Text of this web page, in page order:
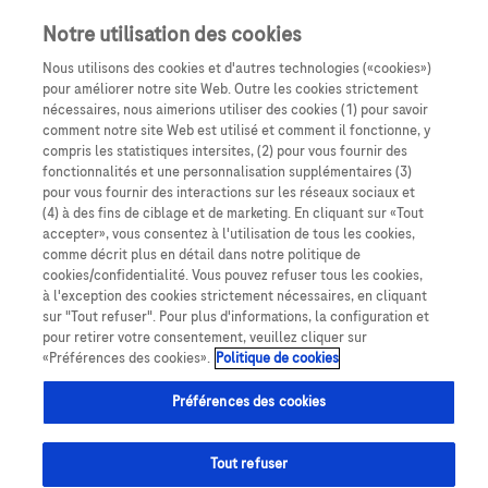
ExpertisePUI
Les équipes médicales et pharmaceutiques du CHU de
Saint-Étienne étaient confrontées à une véritable
impasse thérapeutique : les patients souffrant de
syndromes secs oculaires sévères à très sévères
Notre utilisation des cookies
Nous utilisons des cookies et d'autres technologies («cookies»)
pour améliorer notre site Web. Outre les cookies strictement
nécessaires, nous aimerions utiliser des cookies (1) pour savoir
comment notre site Web est utilisé et comment il fonctionne, y
compris les statistiques intersites, (2) pour vous fournir des
fonctionnalités et une personnalisation supplémentaires (3)
pour vous fournir des interactions sur les réseaux sociaux et
(4) à des fins de ciblage et de marketing. En cliquant sur «Tout
accepter», vous consentez à l'utilisation de tous les cookies,
comme décrit plus en détail dans notre politique de
cookies/confidentialité. Vous pouvez refuser tous les cookies,
à l'exception des cookies strictement nécessaires, en cliquant
sur "Tout refuser". Pour plus d'informations, la configuration et
pour retirer votre consentement, veuillez cliquer sur
«Préférences des cookies». Politique de cookies
Préférences des cookies
Tout refuser